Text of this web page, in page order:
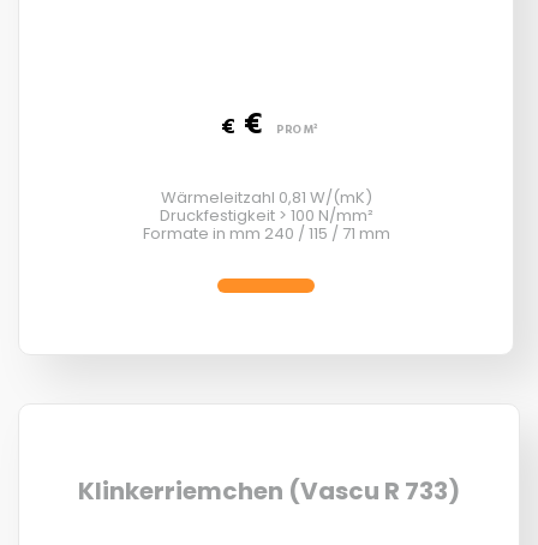
€ € PRO M²
Wärmeleitzahl 0,81 W/(mK)
Druckfestigkeit > 100 N/mm²
Formate in mm 240 / 115 / 71 mm
Klinkerriemchen (Vascu R 733)